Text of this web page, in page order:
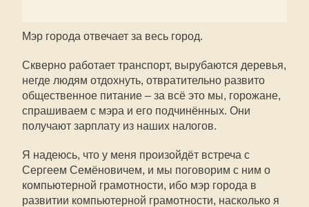
Мэр города отвечает за весь город.
Скверно работает транспорт, вырубаются деревья,
негде людям отдохнуть, отвратительно развито
общественное питание – за всё это мы, горожане,
спрашиваем с мэра и его подчинённых. Они
получают зарплату из наших налогов.
Я надеюсь, что у меня произойдёт встреча с
Сергеем Семёновичем, и мы поговорим с ним о
компьютерной грамотности, ибо мэр города в
развитии компьютерной грамотности, насколько я